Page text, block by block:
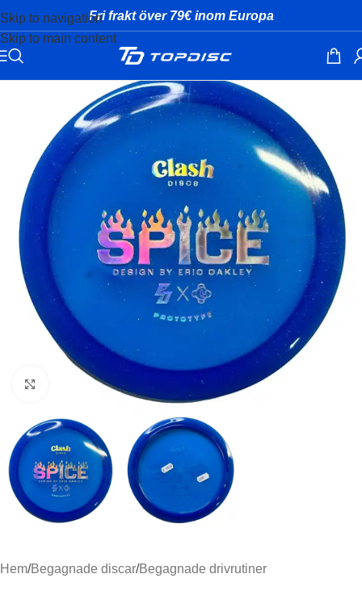
Skip to navigation
Skip to main content
Fri frakt över 79€ inom Europa
Klicka för att förstora
Hem/Begagnade discar/Begagnade drivrutiner